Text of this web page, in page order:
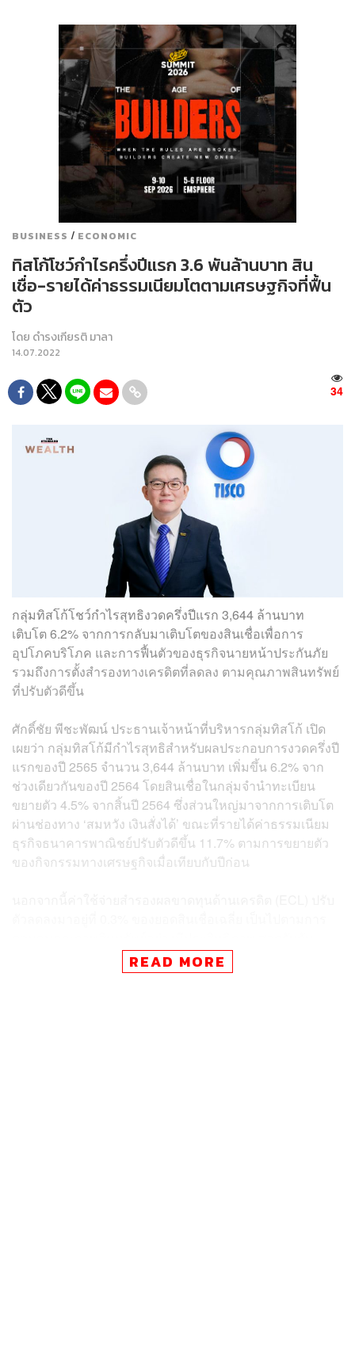
BUSINESS / ECONOMIC
ทิสโก้โชว์กำไรครึ่งปีแรก 3.6 พันล้านบาท สิน
เชื่อ-รายได้ค่าธรรมเนียมโตตามเศรษฐกิจที่ฟื้น
ตัว
โดย ดำรงเกียรติ มาลา
14.07.2022
34
กลุ่มทิสโก้โชว์กำไรสุทธิงวดครึ่งปีแรก 3,644 ล้านบาท
เติบโต 6.2% จากการกลับมาเติบโตของสินเชื่อเพื่อการ
อุปโภคบริโภค และการฟื้นตัวของธุรกิจนายหน้าประกันภัย
รวมถึงการตั้งสำรองทางเครดิตที่ลดลง ตามคุณภาพสินทรัพย์
ที่ปรับตัวดีขึ้น
ศักดิ์ชัย พีชะพัฒน์ ประธานเจ้าหน้าที่บริหารกลุ่มทิสโก้ เปิด
เผยว่า กลุ่มทิสโก้มีกำไรสุทธิสำหรับผลประกอบการงวดครึ่งปี
แรกของปี 2565 จำนวน 3,644 ล้านบาท เพิ่มขึ้น 6.2% จาก
ช่วงเดียวกันของปี 2564 โดยสินเชื่อในกลุ่มจำนำทะเบียน
ขยายตัว 4.5% จากสิ้นปี 2564 ซึ่งส่วนใหญ่มาจากการเติบโต
ผ่านช่องทาง ‘สมหวัง เงินสั่งได้’ ขณะที่รายได้ค่าธรรมเนียม
ธุรกิจธนาคารพาณิชย์ปรับตัวดีขึ้น 11.7% ตามการขยายตัว
ของกิจกรรมทางเศรษฐกิจเมื่อเทียบกับปีก่อน
คุณภาพสินทรัพย์ของพอร์ตสินเชื่อที่ปรับตัวดีขึ้น โดยกลุ่มทิส
โก้มีสัดส่วนหนี้ที่ไม่ก่อให้เกิดรายได้ (NPLs) ลดลงมาอยู่ใน
READ MORE